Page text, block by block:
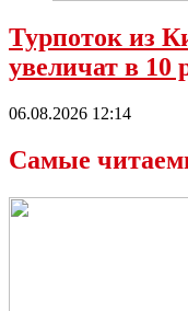
Турпоток из
увеличат в 10
06.08.2026 12:14
Самые